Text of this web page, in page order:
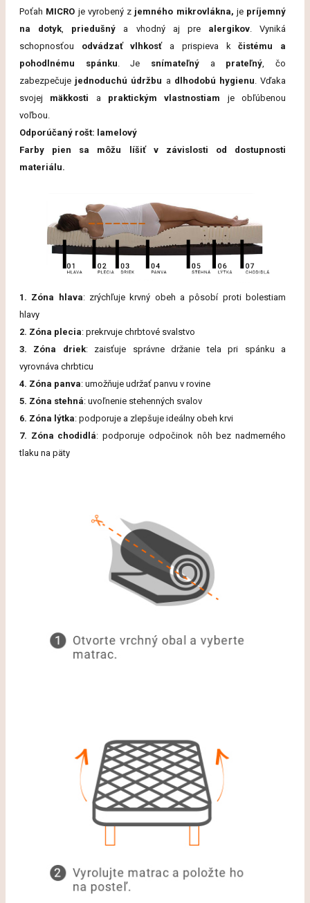
Poťah MICRO je vyrobený z jemného mikrovlákna, je príjemný
na dotyk, priedušný a vhodný aj pre alergikov. Vyniká
schopnosťou odvádzať vlhkosťa prispieva kčistému a
pohodlnému spánku. Je snímateľný a prateľný, čo
zabezpečuje jednoduchú údržbu a dlhodobú hygienu. Vďaka
svojej mäkkosti a praktickým vlastnostiam je obľúbenou
voľbou.
Odporúčaný rošt: lamelový
Farby pien sa môžu líšiť v závislosti od dostupnosti
materiálu.
1. Zóna hlava: zrýchľuje krvný obeh a pôsobí proti bolestiam
hlavy
2. Zóna plecia: prekrvuje chrbtové svalstvo
3. Zóna driek: zaisťuje správne držanie tela pri spánku a
vyrovnáva chrbticu
4. Zóna panva: umožňuje udržať panvu v rovine
5. Zóna stehná: uvoľnenie stehenných svalov
6. Zóna lýtka: podporuje a zlepšuje ideálny obeh krvi
7. Zóna chodidlá: podporuje odpočinok nôh bez nadmerného
tlaku na päty